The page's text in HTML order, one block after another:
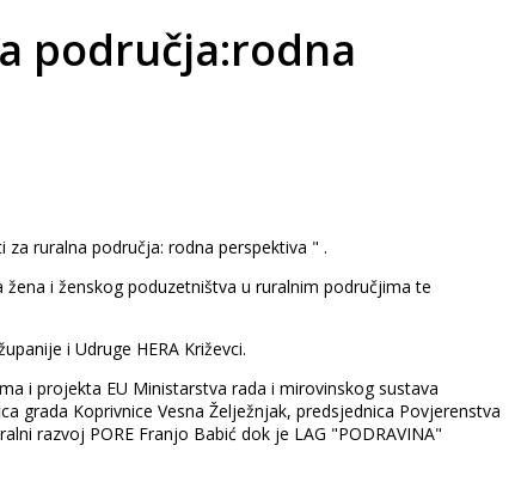
područja:rodna
ruralna područja: rodna perspektiva " .
i ženskog poduzetništva u ruralnim područjima te
i Udruge HERA Križevci.
i projekta EU Ministarstva rada i mirovinskog sustava
grada Koprivnice Vesna Želježnjak, predsjednica Povjerenstva
razvoj PORE Franjo Babić dok je LAG "PODRAVINA"